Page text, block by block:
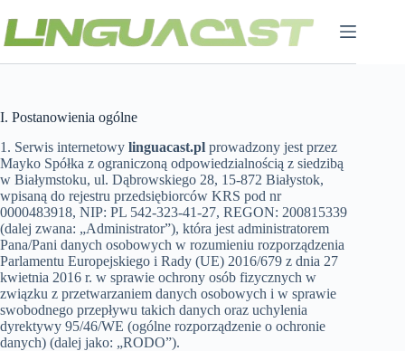
do
treści
I. Postanowienia ogólne
1. Serwis internetowy linguacast.pl prowadzony jest przez
Mayko Spółka z ograniczoną odpowiedzialnością z siedzibą
w Białymstoku, ul. Dąbrowskiego 28, 15-872 Białystok,
wpisaną do rejestru przedsiębiorców KRS pod nr
0000483918, NIP: PL 542-323-41-27, REGON: 200815339
(dalej zwana: „Administrator”), która jest administratorem
Pana/Pani danych osobowych w rozumieniu rozporządzenia
Parlamentu Europejskiego i Rady (UE) 2016/679 z dnia 27
kwietnia 2016 r. w sprawie ochrony osób fizycznych w
związku z przetwarzaniem danych osobowych i w sprawie
swobodnego przepływu takich danych oraz uchylenia
dyrektywy 95/46/WE (ogólne rozporządzenie o ochronie
danych) (dalej jako: „RODO”).